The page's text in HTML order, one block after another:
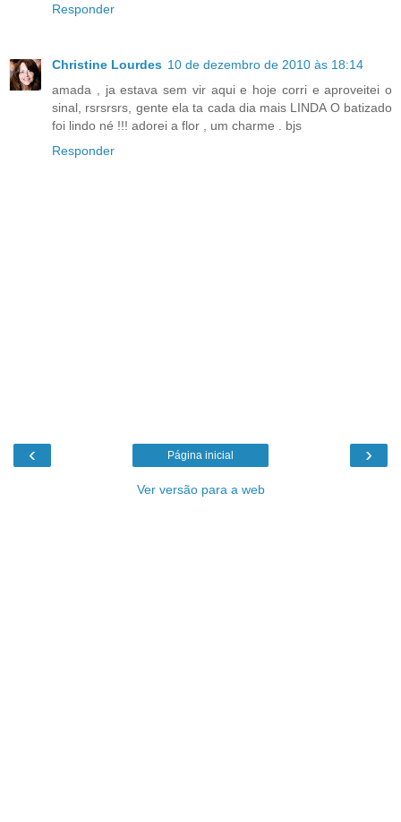
Responder
Christine Lourdes 10 de dezembro de 2010 às 18:14
amada , ja estava sem vir aqui e hoje corri e aproveitei o
sinal, rsrsrsrs, gente ela ta cada dia mais LINDA O batizado
foi lindo né !!! adorei a flor , um charme . bjs
Responder
‹ ›
Página inicial
Ver versão para a web